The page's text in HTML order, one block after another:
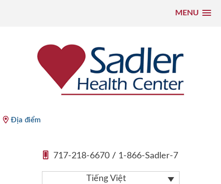
MENU
Địa điểm
717-218-6670 / 1-866-Sadler-7
Tiếng Việt